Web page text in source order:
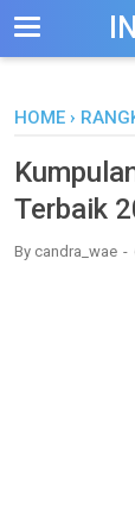
-->
HOME ›
Terbaik
By candra_wae